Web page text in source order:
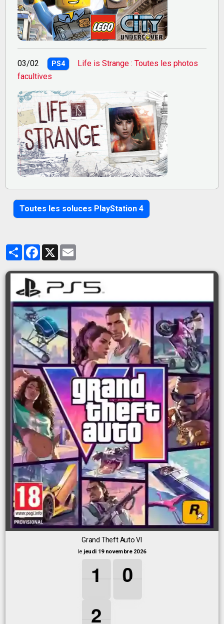
03/02 PS4
Life is Strange : Toutes les photos
facultives
Toutes les soluces PlayStation 4
PartagerFacebook
X
Grand Theft Auto VI
le jeudi 19 novembre 2026
1
1
1
1 0
0
0
0
2
2
2